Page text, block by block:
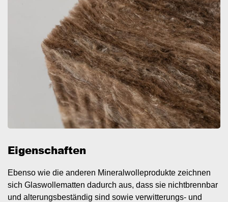
Eigenschaften
Ebenso wie die anderen Mineralwolleprodukte zeichnen
sich Glaswollematten dadurch aus, dass sie nichtbrennbar
und alterungsbeständig sind sowie verwitterungs- und